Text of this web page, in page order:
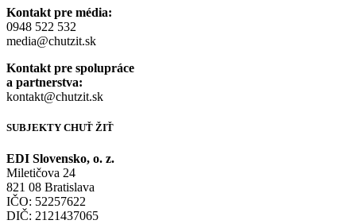
Kontakt pre média:
0948 522 532
media@chutzit.sk
Kontakt pre spolupráce
a partnerstva:
kontakt@chutzit.sk
SUBJEKTY CHUŤ ŽIŤ​
EDI Slovensko, o. z.
Miletičova 24
821 08 Bratislava
IČO: 52257622
DIČ: 2121437065